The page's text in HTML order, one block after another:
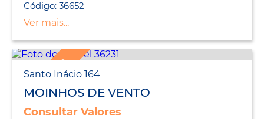
Código: 36652
Ver mais...
LANÇAMENTO
Santo Inácio 164
MOINHOS DE VENTO
Consultar Valores